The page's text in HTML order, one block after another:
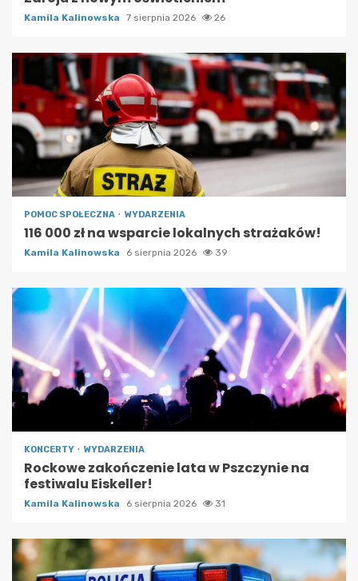
Kamila Kalinowska 7 sierpnia 2026 26
POMOC SPOŁECZNA WYDARZENIA
116 000 zł na wsparcie lokalnych strażaków!
Kamila Kalinowska 6 sierpnia 2026 39
KONCERTY WYDARZENIA
Rockowe zakończenie lata w Pszczynie na
festiwalu Eiskeller!
Kamila Kalinowska 6 sierpnia 2026 31